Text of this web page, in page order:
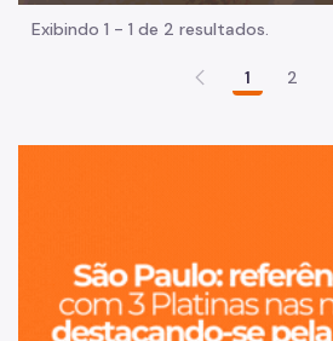
Exibindo 1 - 1 de 2 resultados.
1 2